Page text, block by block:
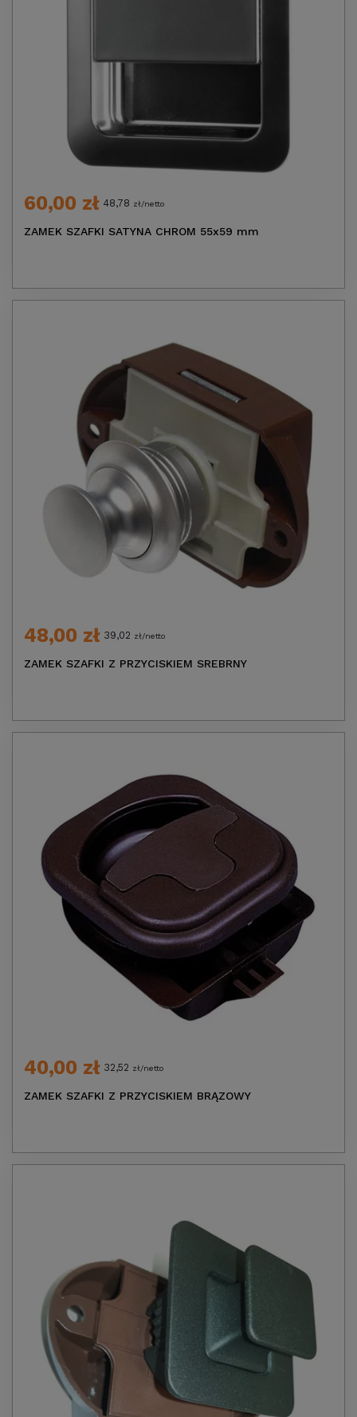
60,00 zł 48,78 zł/netto
ZAMEK SZAFKI SATYNA CHROM 55x59 mm
48,00 zł 39,02 zł/netto
ZAMEK SZAFKI Z PRZYCISKIEM SREBRNY
40,00 zł 32,52 zł/netto
ZAMEK SZAFKI Z PRZYCISKIEM BRĄZOWY